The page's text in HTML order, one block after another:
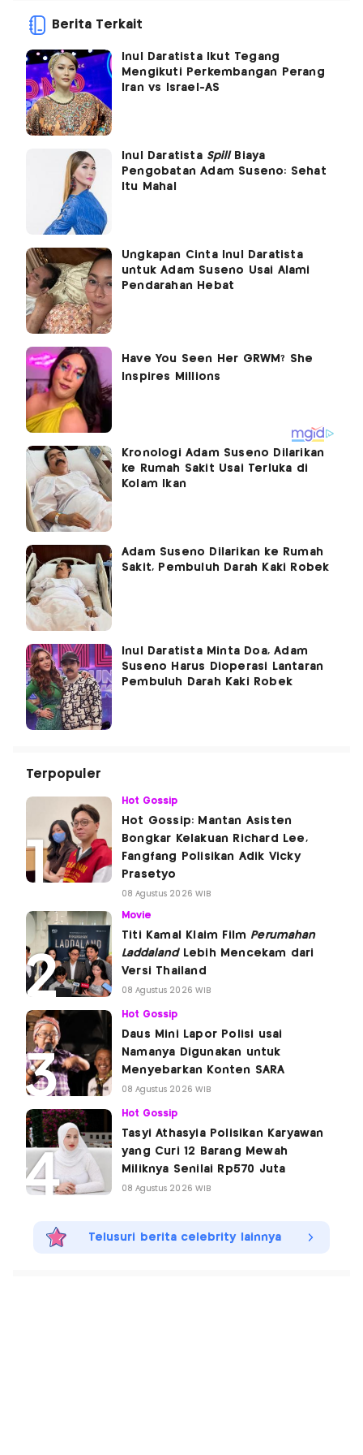
Berita Terkait
Inul Daratista Ikut Tegang
Mengikuti Perkembangan Perang
Iran vs Israel-AS
Inul Daratista SpillBiaya
Pengobatan Adam Suseno: Sehat
Itu Mahal
Ungkapan Cinta Inul Daratista
untuk Adam Suseno Usai Alami
Pendarahan Hebat
Kronologi Adam Suseno Dilarikan
ke Rumah Sakit Usai Terluka di
Kolam Ikan
Adam Suseno Dilarikan ke Rumah
Sakit, Pembuluh Darah Kaki Robek
Inul Daratista Minta Doa, Adam
Suseno Harus Dioperasi Lantaran
Pembuluh Darah Kaki Robek
Terpopuler
Hot Gossip
Hot Gossip: Mantan Asisten
Bongkar Kelakuan Richard Lee,
Fangfang Polisikan Adik Vicky
Prasetyo
08 Agustus 2026 WIB
Movie
Titi Kamal Klaim Film Perumahan
LaddalandLebih Mencekam dari
Versi Thailand
08 Agustus 2026 WIB
Hot Gossip
Daus Mini Lapor Polisi usai
Namanya Digunakan untuk
Menyebarkan Konten SARA
08 Agustus 2026 WIB
Hot Gossip
Tasyi Athasyia Polisikan Karyawan
yang Curi 12 Barang Mewah
Miliknya Senilai Rp570 Juta
08 Agustus 2026 WIB
Telusuri berita celebrity lainnya